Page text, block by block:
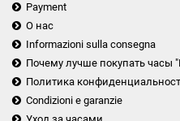
Payment
О нас
Informazioni sulla consegna
Почему лучше покупать часы
Политика
Condizioni e garanzie